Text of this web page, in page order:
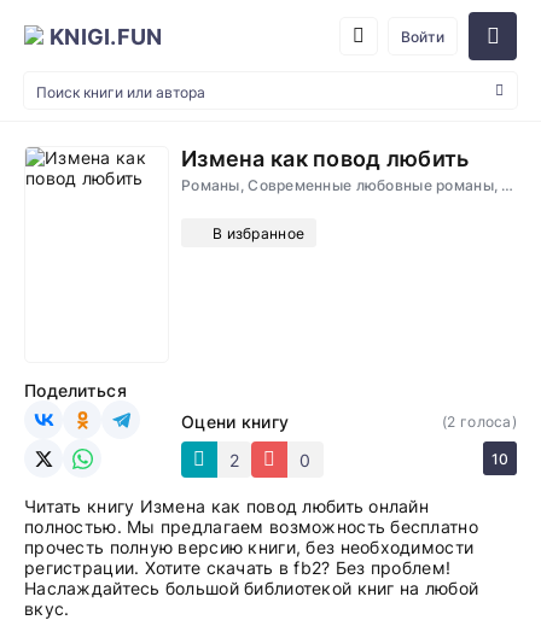
KNIGI.FUN Войти
Измена как повод любить
Романы, Современные любовные романы, Проза, Психология
В избранное
Оцени книгу
2
0
(2 голоса)
10
Поделиться
Читать книгу Измена как повод любить онлайн
полностью. Мы предлагаем возможность бесплатно
прочесть полную версию книги, без необходимости
регистрации. Хотите скачать в fb2? Без проблем!
Наслаждайтесь большой библиотекой книг на любой
вкус.